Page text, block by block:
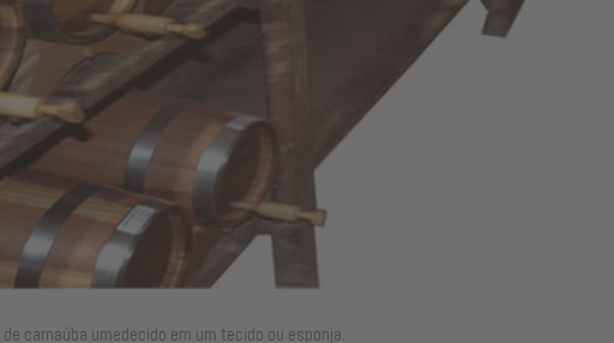
carnaúba umedecido em um tecido ou esponja.